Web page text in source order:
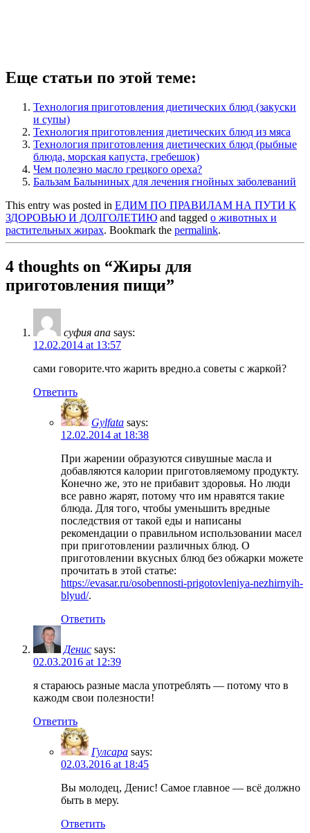
Еще статьи по этой теме:
Технология приготовления диетических блюд (закуски
и супы)
Технология приготовления диетических блюд из мяса
Технология приготовления диетических блюд (рыбные
блюда, морская капуста, гребешок)
Чем полезно масло грецкого ореха?
Бальзам Балыниных для лечения гнойных заболеваний
This entry was posted in ЕДИМ ПО ПРАВИЛАМ НА ПУТИ К
ЗДОРОВЬЮ И ДОЛГОЛЕТИЮ and tagged о животных и
растительных жирах. Bookmark the permalink.
4 thoughts on “Жиры для
приготовления пищи”
суфия апа says:
12.02.2014 at 13:57
сами говорите.что жарить вредно.а советы с жаркой?
Ответить
Gylfata says:
12.02.2014 at 18:38
При жарении образуются сивушные масла и
добавляются калории приготовляемому продукту.
Конечно же, это не прибавит здоровья. Но люди
все равно жарят, потому что им нравятся такие
блюда. Для того, чтобы уменьшить вредные
последствия от такой еды и написаны
рекомендации о правильном использовании масел
при приготовлении различных блюд. О
приготовлении вкусных блюд без обжарки можете
прочитать в этой статье:
https://evasar.ru/osobennosti-prigotovleniya-nezhirnyih-
blyud/.
Ответить
Денис says:
02.03.2016 at 12:39
я стараюсь разные масла употреблять — потому что в
кажодм свои полезности!
Ответить
Гулсара says:
02.03.2016 at 18:45
Вы молодец, Денис! Самое главное — всё должно
быть в меру.
Ответить